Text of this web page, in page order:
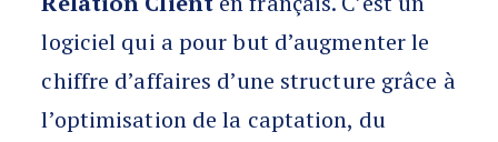
logiciel qui a pour but d’augmenter le
chiffre d’affaires d’une structure grâce à
l’optimisation de la captation, du